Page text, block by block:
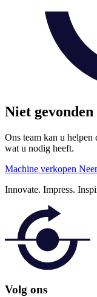
Niet
Ons team kan u helpen
wat u nodig heeft.
Machine verkopen
Innovate. Impress.
Volg ons